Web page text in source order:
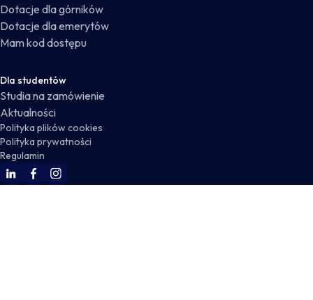
Dotacje dla górników
Dotacje dla emerytów
Mam kod dostępu
Dla studentów
Studia na zamówienie
Aktualności
Polityka plików cookies
Polityka prywatności
Regulamin
WSKZ Linkedin
WSKZ Facebook
WSKZ Instagram